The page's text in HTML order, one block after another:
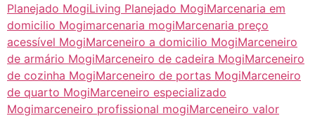
Planejado MogiLiving Planejado MogiMarcenaria em
domicilio Mogimarcenaria mogiMarcenaria preço
acessível MogiMarceneiro a domicilio MogiMarceneiro
de armário MogiMarceneiro de cadeira MogiMarceneiro
de cozinha MogiMarceneiro de portas MogiMarceneiro
de quarto MogiMarceneiro especializado
Mogimarceneiro profissional mogiMarceneiro valor